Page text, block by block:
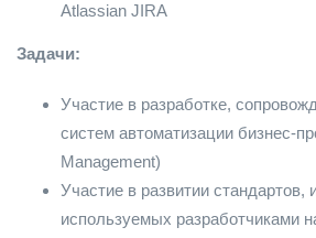
Atlassian JIRA
Задачи:
Участие в разработке,
систем автоматизации бизнес-
Management)
Участие в развитии стандартов,
используемых разработчиками